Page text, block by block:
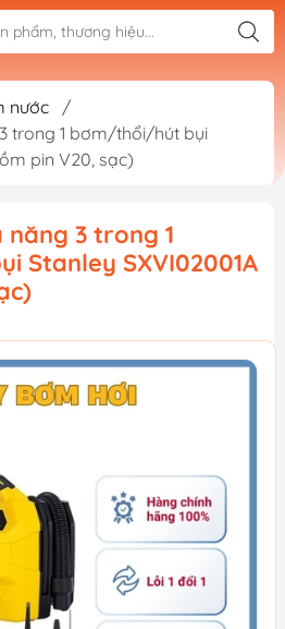
nước
/
trong 1 bơm/thổi/hút bụi
pin V20, sạc)
3 trong 1
Stanley SXVI02001A